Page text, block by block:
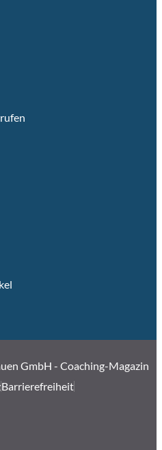
GmbH - Coaching-Magazin
Barrierefreiheit